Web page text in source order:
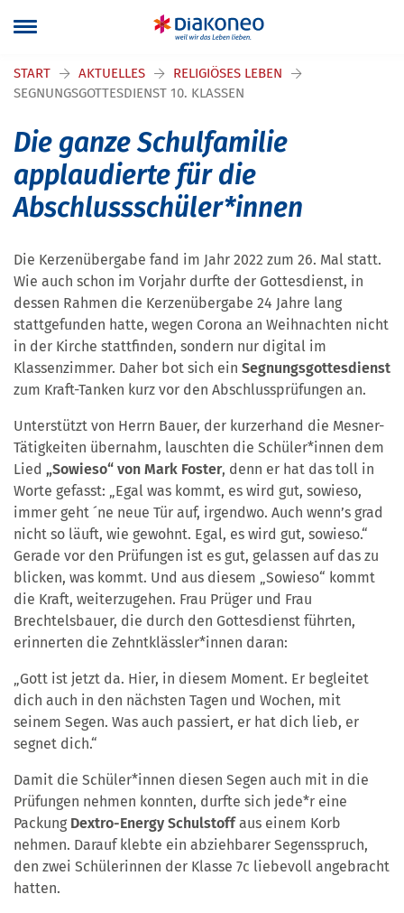
START AKTUELLES
RELIGIÖSES LEBEN
SEGNUNGSGOTTESDIENST 10. KLASSEN
Die ganze Schulfamilie
applaudierte für die
Abschlussschüler*innen
Die Kerzenübergabe fand im Jahr 2022 zum 26. Mal statt.
Wie auch schon im Vorjahr durfte der Gottesdienst, in
dessen Rahmen die Kerzenübergabe 24 Jahre lang
stattgefunden hatte, wegen Corona an Weihnachten nicht
in der Kirche stattfinden, sondern nur digital im
Klassenzimmer. Daher bot sich ein Segnungsgottesdienst
zum Kraft-Tanken kurz vor den Abschlussprüfungen an.
Unterstützt von Herrn Bauer, der kurzerhand die Mesner-
Tätigkeiten übernahm, lauschten die Schüler*innen dem
Lied „Sowieso“ von Mark Foster, denn er hat das toll in
Worte gefasst: „Egal was kommt, es wird gut, sowieso,
immer geht ´ne neue Tür auf, irgendwo. Auch wenn’s grad
nicht so läuft, wie gewohnt. Egal, es wird gut, sowieso.“
Gerade vor den Prüfungen ist es gut, gelassen auf das zu
blicken, was kommt. Und aus diesem „Sowieso“ kommt
die Kraft, weiterzugehen. Frau Prüger und Frau
Brechtelsbauer, die durch den Gottesdienst führten,
erinnerten die Zehntklässler*innen daran:
„Gott ist jetzt da. Hier, in diesem Moment. Er begleitet
dich auch in den nächsten Tagen und Wochen, mit
seinem Segen. Was auch passiert, er hat dich lieb, er
segnet dich.“
Damit die Schüler*innen diesen Segen auch mit in die
Prüfungen nehmen konnten, durfte sich jede*r eine
Packung Dextro-Energy Schulstoffaus einem Korb
nehmen. Darauf klebte ein abziehbarer Segensspruch,
den zwei Schülerinnen der Klasse 7c liebevoll angebracht
hatten.